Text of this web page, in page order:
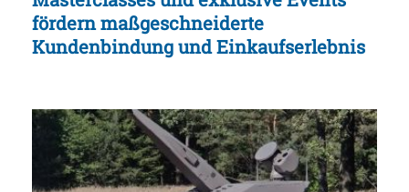
fördern maßgeschneiderte
Kundenbindung und Einkaufserlebnis